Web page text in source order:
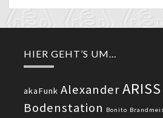
HIER GEHT’S UM…
akaFunk AlexanderARISS
Bodenstation Bonito